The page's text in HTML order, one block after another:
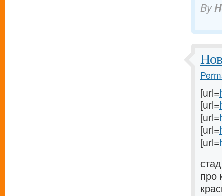
By
[url=
[url=
[url=
[url=
[url=
про